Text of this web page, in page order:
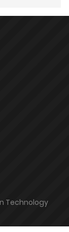
Technology